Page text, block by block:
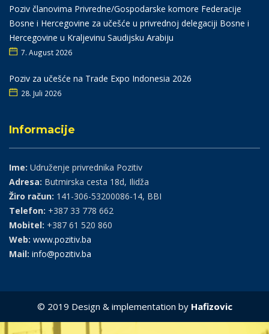
Poziv članovima Privredne/Gospodarske komore Federacije
Bosne i Hercegovine za učešće u privrednoj delegaciji Bosne i
Hercegovine u Kraljevinu Saudijsku Arabiju
7. August 2026
Poziv za učešće na Trade Expo Indonesia 2026
28. Juli 2026
Informacije
Ime: Udruženje privrednika Pozitiv
Adresa: Butmirska cesta 18d, Ilidža
Žiro račun: 141-306-53200086-14, BBI
Telefon: +387 33 778 662
Mobitel: +387 61 520 860
Web: www.pozitiv.ba
Mail: info@pozitiv.ba
© 2019 Design & implementation by Hafizovic